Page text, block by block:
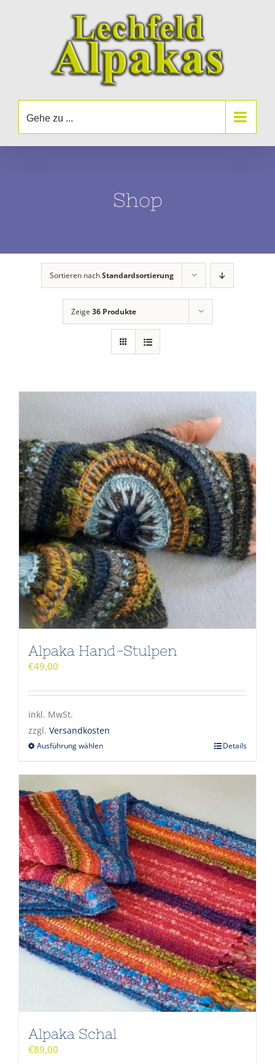
Gehe zu ...
Shop
Sortieren nachStandardsortierung
Zeige 36 Produkte
Alpaka Hand-Stulpen
€49,00
inkl. MwSt.
zzgl. Versandkosten
Ausführung wählen Details
Alpaka Schal
€89,00